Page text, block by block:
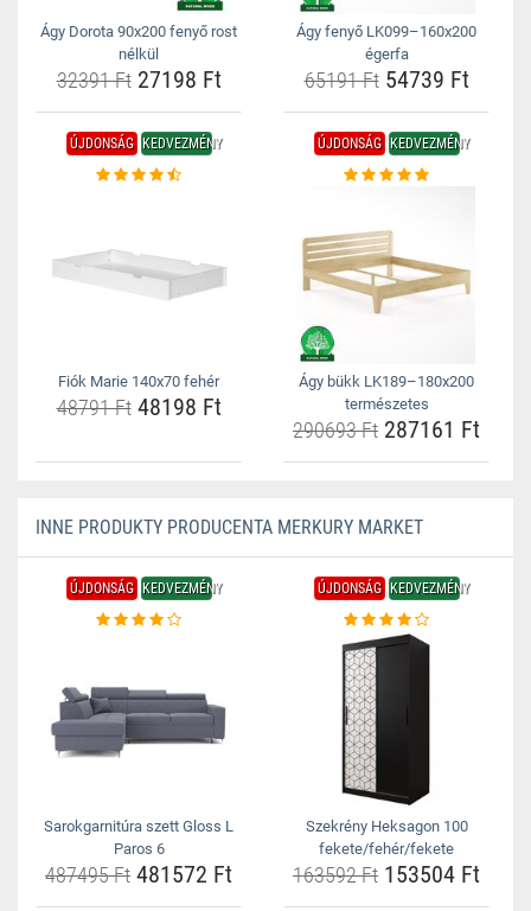
Ágy Dorota 90x200 fenyő rost
nélkül
32391 Ft27198 Ft
Ágy fenyő LK099–160x200
égerfa
65191 Ft54739 Ft
ÚJDONSÁG KEDVEZMÉNY
Fiók Marie 140x70 fehér
48791 Ft48198 Ft
ÚJDONSÁG KEDVEZMÉNY
Ágy bükk LK189–180x200
természetes
290693 Ft 287161 Ft
INNE PRODUKTY PRODUCENTA MERKURY MARKET
ÚJDONSÁG KEDVEZMÉNY
Sarokgarnitúra szett Gloss L
Paros 6
487495 Ft 481572 Ft
ÚJDONSÁG KEDVEZMÉNY
Szekrény Heksagon 100
fekete/fehér/fekete
163592 Ft 153504 Ft